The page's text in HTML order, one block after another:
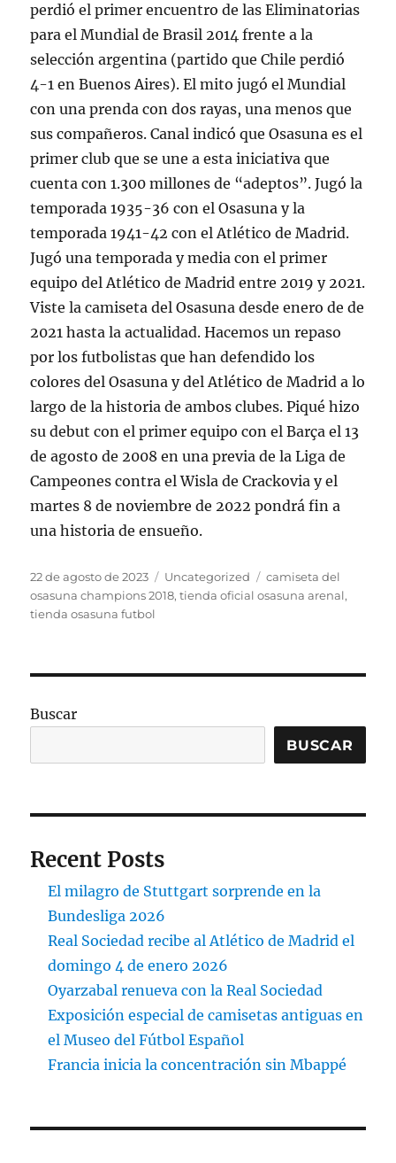
perdió el primer encuentro de las Eliminatorias
para el Mundial de Brasil 2014 frente a la
selección argentina (partido que Chile perdió
4-1 en Buenos Aires). El mito jugó el Mundial
con una prenda con dos rayas, una menos que
sus compañeros. Canal indicó que Osasuna es el
primer club que se une a esta iniciativa que
cuenta con 1.300 millones de “adeptos”. Jugó la
temporada 1935-36 con el Osasuna y la
temporada 1941-42 con el Atlético de Madrid.
Jugó una temporada y media con el primer
equipo del Atlético de Madrid entre 2019 y 2021.
Viste la camiseta del Osasuna desde enero de de
2021 hasta la actualidad. Hacemos un repaso
por los futbolistas que han defendido los
colores del Osasuna y del Atlético de Madrid a lo
largo de la historia de ambos clubes. Piqué hizo
su debut con el primer equipo con el Barça el 13
de agosto de 2008 en una previa de la Liga de
Campeones contra el Wisla de Crackovia y el
martes 8 de noviembre de 2022 pondrá fin a
una historia de ensueño.
Publicado
el
22 de agosto de 2023 Categorías
Uncategorized Etiquetas
camiseta del
osasuna champions 2018,tienda oficial osasuna arenal,
tienda osasuna futbol
Buscar
BUSCAR
Recent Posts
El milagro de Stuttgart sorprende en la
Bundesliga 2026
Real Sociedad recibe al Atlético de Madrid el
domingo 4 de enero 2026
Oyarzabal renueva con la Real Sociedad
Exposición especial de camisetas antiguas en
el Museo del Fútbol Español
Francia inicia la concentración sin Mbappé